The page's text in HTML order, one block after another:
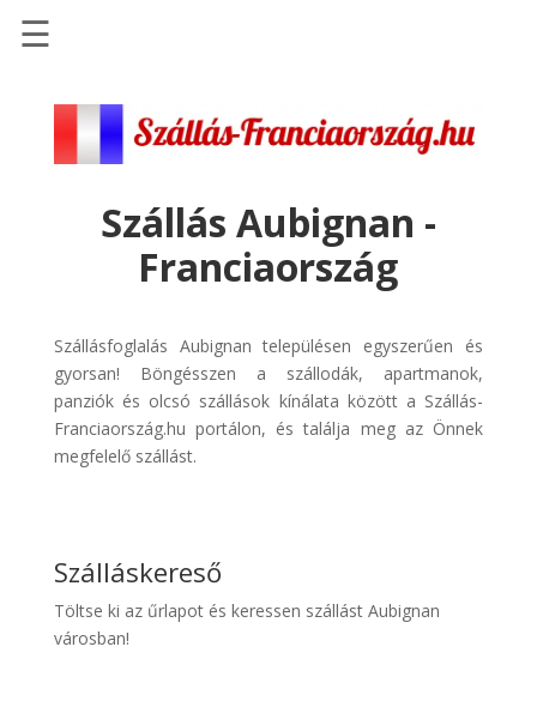
Szállások
Repülőjegy
pénzvisszatérítéssel
Discover
Cars
Transzfer
☰
Szállás Aubignan -
Franciaország
Szállásfoglalás Aubignan településen egyszerűen és
gyorsan! Böngésszen a szállodák, apartmanok,
panziók és olcsó szállások kínálata között a Szállás-
Franciaország.hu portálon, és találja meg az Önnek
megfelelő szállást.
Szálláskereső
Töltse ki az űrlapot és keressen szállást Aubignan
városban!